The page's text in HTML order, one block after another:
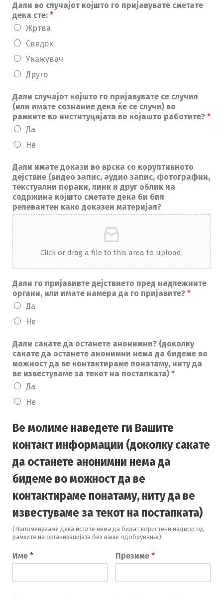
Дали во случајот којшто го пријавувате сметате
дека сте: *
Жртва
Сведок
Укажувач
Друго
Дали случајот којшто го пријавувате се случил
(или имате сознание дека ќе се случи) во
рамките во институцијата во којашто работите? *
Да
Не
Дали имате докази во врска со коруптивното
дејствие (видео запис, аудио запис, фотографии,
текстуални пораки, линк и друг облик на
содржина којшто сметате дека би бил
релевантен како доказен материјал?
Click or drag a file to this area to upload.
Дали го пријавивте дејствието пред надлежните
органи, или имате намера да го пријавите? *
Да
Не
Дали сакате да останете анонимни? (доколку
сакате да останете анонимни нема да бидеме во
можност да ве контактираме понатаму, ниту да
ве известуваме за текот на постапката) *
Да
Не
Ве молиме наведете ги Вашите
контакт информации (доколку сакате
да останете анонимни нема да
бидеме во можност да ве
контактираме понатаму, ниту да ве
известуваме за текот на постапката)
(Напоменуваме дека истите нема да бидат користени надвор од
рамките на организацијата без ваше одобрување).
Име * Презиме *